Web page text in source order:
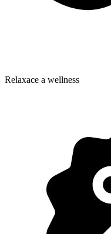
Relaxace a wellness